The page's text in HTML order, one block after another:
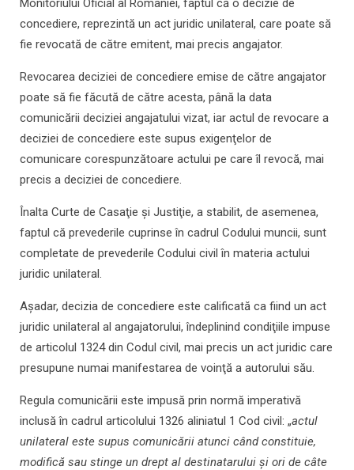
concediere, reprezintă un act juridic unilateral, care poate să
fie revocată de către emitent, mai precis angajator.
Revocarea deciziei de concediere emise de către angajator
poate să fie făcută de către acesta, până la data
comunicării deciziei angajatului vizat, iar actul de revocare a
deciziei de concediere este supus exigenţelor de
comunicare corespunzătoare actului pe care îl revocă, mai
precis a deciziei de concediere.
Înalta Curte de Casaţie şi Justiţie, a stabilit, de asemenea,
faptul că prevederile cuprinse în cadrul Codului muncii, sunt
completate de prevederile Codului civil în materia actului
juridic unilateral.
Aşadar, decizia de concediere este calificată ca fiind un act
juridic unilateral al angajatorului, îndeplinind condiţiile impuse
de articolul 1324 din Codul civil, mai precis un act juridic care
presupune numai manifestarea de voinţă a autorului său.
Regula comunicării este impusă prin normă imperativă
inclusă în cadrul articolului 1326 aliniatul 1 Cod civil: „actul
unilateral este supus comunicării atunci când constituie,
modifică sau stinge un drept al destinatarului şi ori de câte